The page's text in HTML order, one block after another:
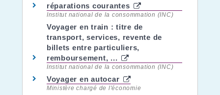
réparations courantes
Institut national de la consommation (INC)
Voyager en train : titre de
transport, services, revente de
billets entre particuliers,
remboursement, ...
Institut national de la consommation (INC)
Voyager en autocar
Ministère chargé de l'économie